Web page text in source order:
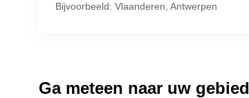
Bijvoorbeeld: Vlaanderen, Antwerpen
Ga meteen naar uw gebied